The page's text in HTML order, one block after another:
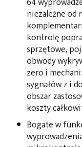
niezależne od
kontrolę
sprzętowe,
obwody
zero i
sygnałów z i
obszar
koszty
Bogate w